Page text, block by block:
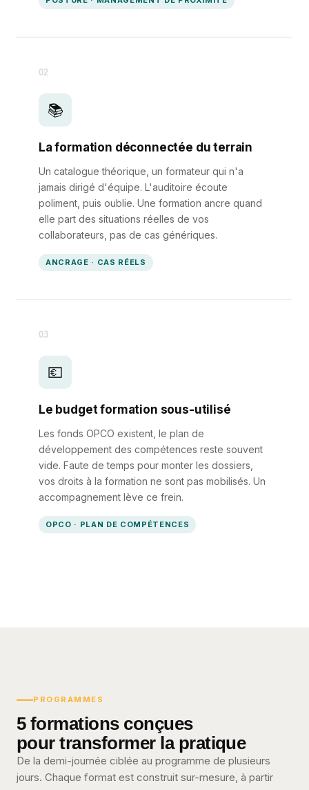
02
📚
La formation déconnectée du terrain
Un catalogue théorique, un formateur qui n'a
jamais dirigé d'équipe. L'auditoire écoute
poliment, puis oublie. Une formation ancre quand
elle part des situations réelles de vos
collaborateurs, pas de cas génériques.
ANCRAGE · CAS RÉELS
03
💶
Le budget formation sous-utilisé
Les fonds OPCO existent, le plan de
développement des compétences reste souvent
vide. Faute de temps pour monter les dossiers,
vos droits à la formation ne sont pas mobilisés. Un
accompagnement lève ce frein.
OPCO · PLAN DE COMPÉTENCES
PROGRAMMES
5 formations conçues
pour transformer la pratique
De la demi-journée ciblée au programme de plusieurs
jours. Chaque format est construit sur-mesure, à partir